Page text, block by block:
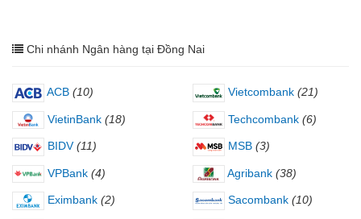
Chi nhánh Ngân hàng tại Đồng Nai
ACB (10) Vietcombank (21)
VietinBank (18) Techcombank (6)
BIDV (11) MSB (3)
VPBank (4) Agribank (38)
Eximbank (2) Sacombank (10)